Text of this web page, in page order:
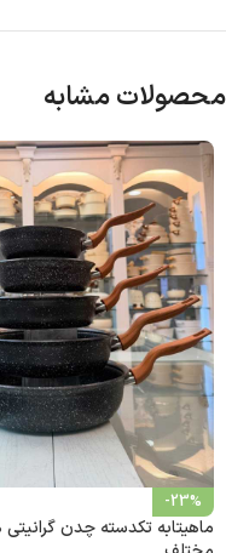
محصولات مشابه
-23%
ماهیتابه تکدسته چدن